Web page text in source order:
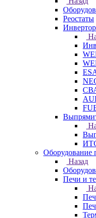
Реостаты
Оборудование
Назад
Печи и